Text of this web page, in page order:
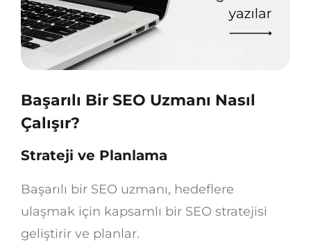
Başarılı Bir SEO Uzmanı Nasıl
Çalışır?
Strateji ve Planlama
Başarılı bir SEO uzmanı, hedeflere
ulaşmak için kapsamlı bir SEO stratejisi
geliştirir ve planlar.